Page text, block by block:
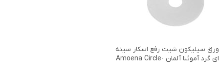
ورق سیلیکون شیت رفع اسکار سینه
ای گرد آموئنا آلمان Amoena Circle-